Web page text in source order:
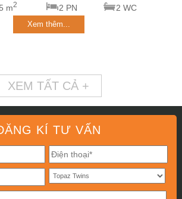
m2 2 PN 2 WC
Xem thêm...
XEM TẤT CẢ +
KÍ TƯ VẤN